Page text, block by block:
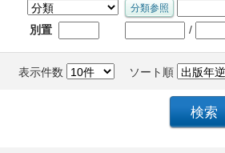
別置 /
表示件数 ソート順